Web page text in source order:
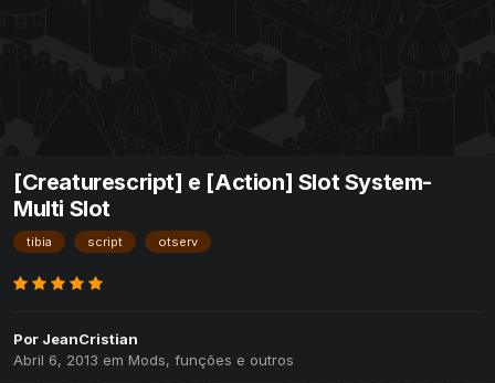
[Creaturescript] e [Action] Slot System-
Multi Slot
tibia script otserv
Por JeanCristian
Abril 6, 2013 em Mods, funções e outros